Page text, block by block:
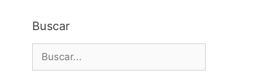
Buscar
Buscar: